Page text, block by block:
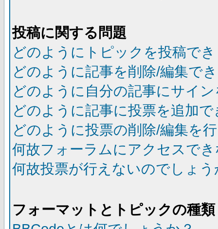
投稿に関する問題
どのようにトピックを投稿で
どのように記事を削除/編集で
どのように自分の記事にサイ
どのように記事に投票を追加
どのように投票の削除/編集を
何故フォーラムにアクセスで
何故投票が行えないのでしょう
フォーマットとトピックの種類